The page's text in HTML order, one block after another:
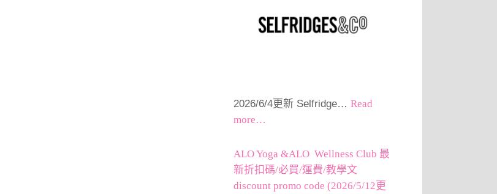
2026/6/4更新 Selfridge… Read
more…
ALO Yoga &ALO Wellness Club 最
新折扣碼/必買/運費/教學文
discount promo code (2026/5/12更